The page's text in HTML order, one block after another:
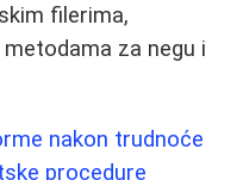
filerima,
za negu i
nakon trudnoće
procedure